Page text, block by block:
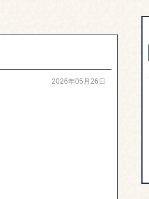
2026年05月26日